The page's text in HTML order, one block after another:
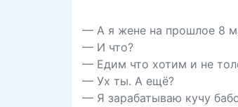
— А я жене на прошлое 8
— И что?
— Едим что хотим и не
— Ух ты. А ещё?
— Я зарабатываю кучу